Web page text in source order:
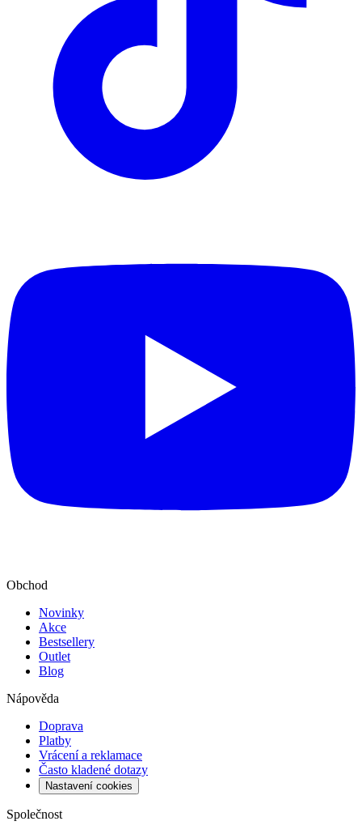
Obchod
Novinky
Akce
Bestsellery
Outlet
Blog
Nápověda
Doprava
Platby
Vrácení a reklamace
Často kladené dotazy
Nastavení cookies
Společnost